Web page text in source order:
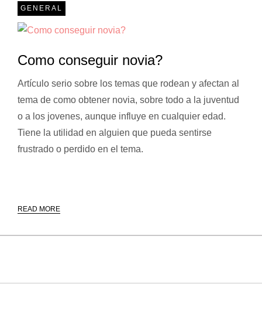
GENERAL
Como conseguir novia?
Artículo serio sobre los temas que rodean y afectan al
tema de como obtener novia, sobre todo a la juventud
o a los jovenes, aunque influye en cualquier edad.
Tiene la utilidad en alguien que pueda sentirse
frustrado o perdido en el tema.
READ MORE